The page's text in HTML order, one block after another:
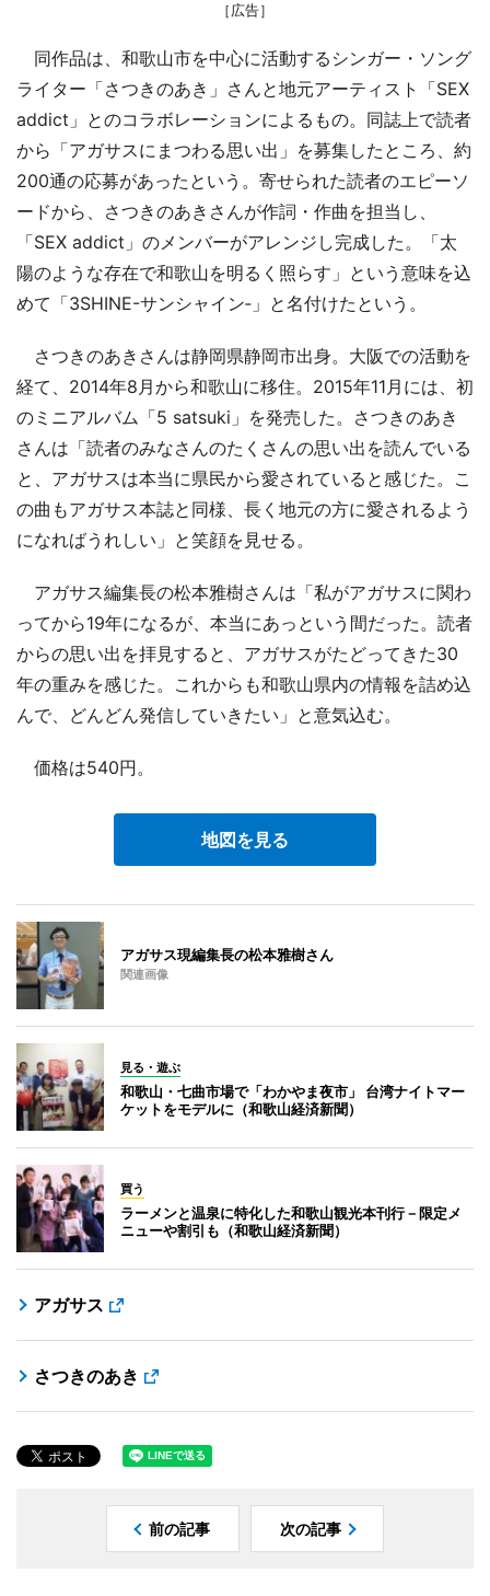
［広告］
同作品は、和歌山市を中心に活動するシンガー・ソング
ライター「さつきのあき」さんと地元アーティスト「SEX
addict」とのコラボレーションによるもの。同誌上で読者
から「アガサスにまつわる思い出」を募集したところ、約
200通の応募があったという。寄せられた読者のエピーソ
ードから、さつきのあきさんが作詞・作曲を担当し、
「SEX addict」のメンバーがアレンジし完成した。「太
陽のような存在で和歌山を明るく照らす」という意味を込
めて「3SHINE-サンシャイン‐」と名付けたという。
さつきのあきさんは静岡県静岡市出身。大阪での活動を
経て、2014年8月から和歌山に移住。2015年11月には、初
のミニアルバム「5 satsuki」を発売した。さつきのあき
さんは「読者のみなさんのたくさんの思い出を読んでいる
と、アガサスは本当に県民から愛されていると感じた。こ
の曲もアガサス本誌と同様、長く地元の方に愛されるよう
になればうれしい」と笑顔を見せる。
アガサス編集長の松本雅樹さんは「私がアガサスに関わ
ってから19年になるが、本当にあっという間だった。読者
からの思い出を拝見すると、アガサスがたどってきた30
年の重みを感じた。これからも和歌山県内の情報を詰め込
んで、どんどん発信していきたい」と意気込む。
価格は540円。
地図を見る
アガサス現編集長の松本雅樹さん
関連画像
見る・遊ぶ
和歌山・七曲市場で「わかやま夜市」 台湾ナイトマー
ケットをモデルに（和歌山経済新聞）
買う
ラーメンと温泉に特化した和歌山観光本刊行－限定メ
ニューや割引も（和歌山経済新聞）
アガサス
さつきのあき
前の記事 次の記事